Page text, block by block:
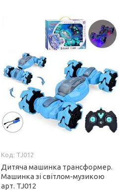
TJ012
Дитяча машинка трансформер.
Машинка зі світлом-музикою
арт. TJ012